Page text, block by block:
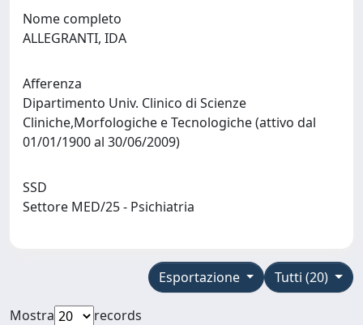
Nome completo
ALLEGRANTI, IDA
Afferenza
Dipartimento Univ. Clinico di Scienze
Cliniche,Morfologiche e Tecnologiche (attivo dal
01/01/1900 al 30/06/2009)
SSD
Settore MED/25 - Psichiatria
Tutti (20)
Esportazione
Mostra
records